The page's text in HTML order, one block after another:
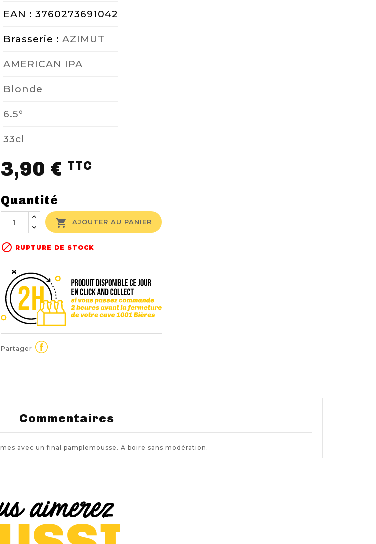
EAN : 3760273691042
Brasserie : AZIMUT
AMERICAN IPA
Blonde
6.5°
33cl
3,90 € TTC
Quantité
 AJOUTER AU PANIER
 RUPTURE DE STOCK
Partager
Commentaires
avec un final pamplemousse. A boire sans modération.